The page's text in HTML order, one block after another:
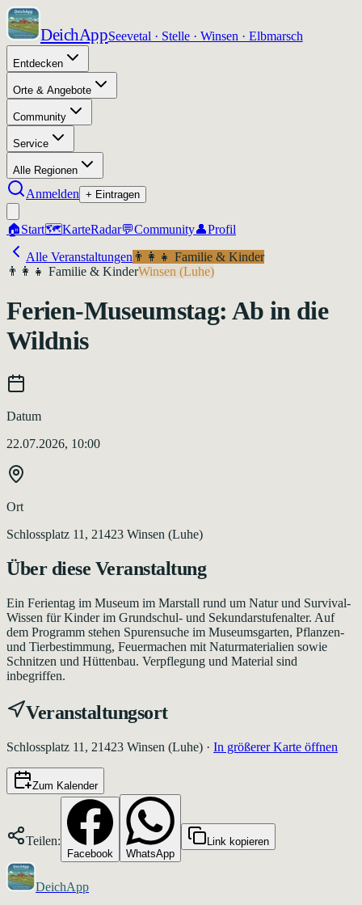
DeichAppSeevetal · Stelle · Winsen · Elbmarsch
Entdecken
Orte & Angebote
Community
Service
Alle Regionen
Anmelden + Eintragen
🏠Start🗺️KarteRadar💬Community👤Profil
Alle Veranstaltungen 👨‍👩‍👧 Familie & Kinder
👨‍👩‍👧 Familie & KinderWinsen (Luhe)
Ferien-Museumstag: Ab in die
Wildnis
Datum
22.07.2026, 10:00
Ort
Schlossplatz 11, 21423 Winsen (Luhe)
Über diese Veranstaltung
Ein Ferientag im Museum im Marstall rund um Natur und Survival-
Wissen für Kinder im Grundschul- und Sekundarstufenalter. Auf
dem Programm stehen Spurensuche im Museumsgarten, Pflanzen-
und Tierbestimmung, Feuermachen mit Naturmaterialien sowie
Schnitzen und Hüttenbau. Verpflegung und Material sind
inbegriffen.
Veranstaltungsort
Schlossplatz 11, 21423 Winsen (Luhe) · In größerer Karte öffnen
Zum Kalender
Teilen:
Facebook WhatsApp
Link kopieren
DeichApp